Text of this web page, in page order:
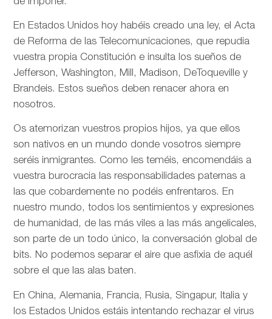
En Estados Unidos hoy habéis creado una ley, el Acta
de Reforma de las Telecomunicaciones, que repudia
vuestra propia Constitución e insulta los sueños de
Jefferson, Washington, Mill, Madison, DeToqueville y
Brandeis. Estos sueños deben renacer ahora en
nosotros.
Os atemorizan vuestros propios hijos, ya que ellos
son nativos en un mundo donde vosotros siempre
seréis inmigrantes. Como les teméis, encomendáis a
vuestra burocracia las responsabilidades paternas a
las que cobardemente no podéis enfrentaros. En
nuestro mundo, todos los sentimientos y expresiones
de humanidad, de las más viles a las más angelicales,
son parte de un todo único, la conversación global de
bits. No podemos separar el aire que asfixia de aquél
sobre el que las alas baten.
En China, Alemania, Francia, Rusia, Singapur, Italia y
los Estados Unidos estáis intentando rechazar el virus